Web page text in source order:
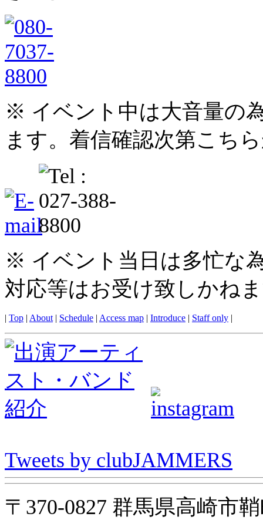
※ イベント中は大音量の
ます。着信確認次第こち
※ イベント当日は多忙な
対応等はお受け致しかね
Top About| Schedule Access map Introduce Staff only
Tweets by clubJAMMERS
〒370-0827 群馬県高崎市